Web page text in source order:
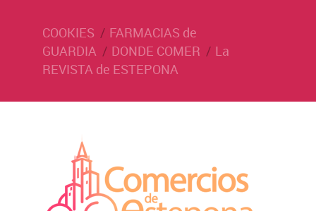
COOKIES
FARMACIAS de
GUARDIA
DONDE COMER
La
REVISTA de ESTEPONA